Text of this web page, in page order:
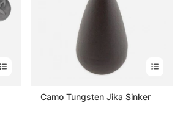
Camo Tungsten Jika Sinker